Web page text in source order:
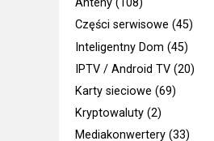
Anteny (108)
Części serwisowe (45)
Inteligentny Dom (45)
IPTV / Android TV (20)
Karty sieciowe (69)
Kryptowaluty (2)
Mediakonwertery (33)